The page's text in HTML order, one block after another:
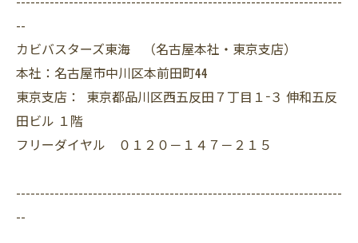
--
カビバスターズ東海 （名古屋本社・東京支店）
本社：名古屋市中川区本前田町44
東京支店： 東京都品川区西五反田７丁目１−３ 伸和五反
田ビル １階
フリーダイヤル ０１２０－１４７－２１５
--------------------------------------------------------------------
--